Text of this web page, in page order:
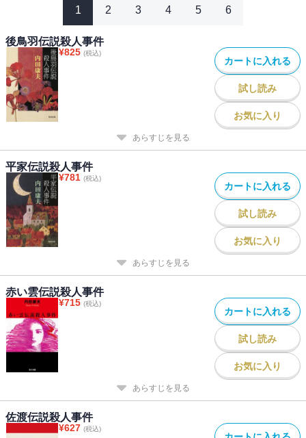
1 2 3 4 5 6
後鳥羽伝説殺人事件
¥825 (税込)
カートに入れる
試し読み
お気に入り
あらすじを見る
平家伝説殺人事件
¥781 (税込)
カートに入れる
試し読み
お気に入り
あらすじを見る
赤い雲伝説殺人事件
¥715 (税込)
カートに入れる
試し読み
お気に入り
あらすじを見る
佐渡伝説殺人事件
¥627 (税込)